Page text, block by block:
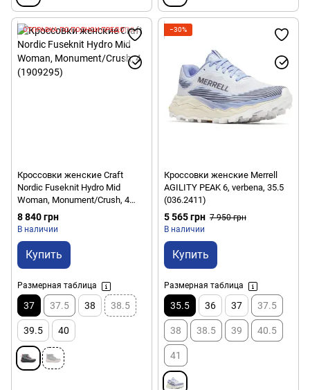
ОТПРАВКА ПО ПОЛНОЙ ПРЕДОПЛАТЕ
Кроссовки женские Craft
Nordic Fuseknit Hydro Mid
Woman, Monument/Crush, 4
(1909295)
8 840 грн
В наличии
Купить
Размерная таблица
37 37.5 38 38.5
39.5 40
−30%
Кроссовки женские Merrell
AGILITY PEAK 6, verbena, 35.5
(036.2411)
5 565 грн 7 950 грн
В наличии
Купить
Размерная таблица
35.5 36 37 37.5
38 38.5 39 40.5
41